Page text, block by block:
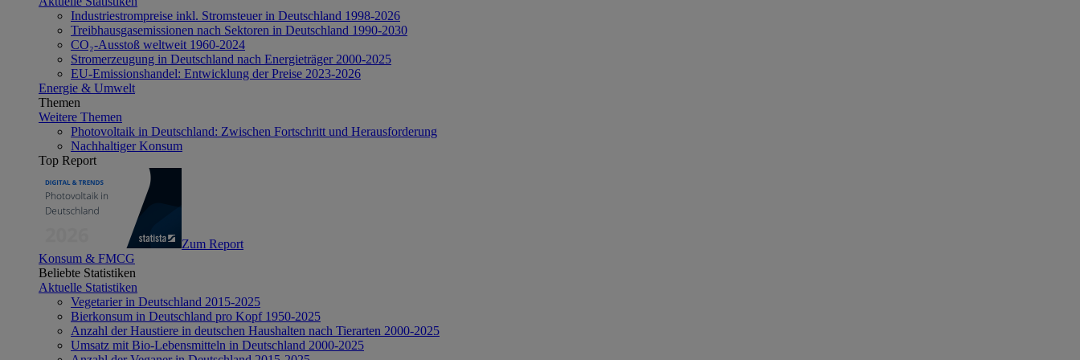
Industriestrompreise inkl. Stromsteuer in Deutschland 1998-2026
Treibhausgasemissionen nach Sektoren in Deutschland 1990-2030
CO₂-Ausstoß weltweit 1960-2024
Stromerzeugung in Deutschland nach Energieträger 2000-2025
EU-Emissionshandel: Entwicklung der Preise 2023-2026
Energie & Umwelt
Themen
Weitere Themen
Photovoltaik in Deutschland: Zwischen Fortschritt und Herausforderung
Nachhaltiger Konsum
Top Report
Zum Report
Konsum & FMCG
Beliebte Statistiken
Aktuelle Statistiken
Vegetarier in Deutschland 2015-2025
Bierkonsum in Deutschland pro Kopf 1950-2025
Anzahl der Haustiere in deutschen Haushalten nach Tierarten 2000-2025
Umsatz mit Bio-Lebensmitteln in Deutschland 2000-2025